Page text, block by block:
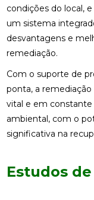
condições do local,
um sistema
desvantagens e
remediação.
Com o suporte de
ponta, a
vital e em constante
ambiental, com o
significativa na
Estudos